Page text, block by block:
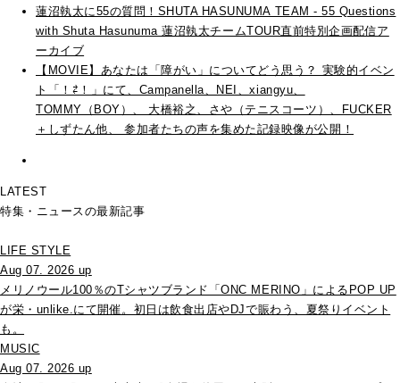
蓮沼執太に55の質問！SHUTA HASUNUMA TEAM - 55 Questions
with Shuta Hasunuma 蓮沼執太チームTOUR直前特別企画配信ア
ーカイブ
【MOVIE】あなたは「障がい」についてどう思う？ 実験的イベン
ト「！⇄！」にて、Campanella、NEI、xiangyu、
TOMMY（BOY）、 大橋裕之、さや（テニスコーツ）、FUCKER
＋しずたん他、 参加者たちの声を集めた記録映像が公開！
LATEST
特集・ニュースの最新記事
LIFE STYLE
Aug 07. 2026 up
メリノウール100％のTシャツブランド「ONC MERINO」によるPOP UP
が栄・unlike.にて開催。初日は飲食出店やDJで賑わう、夏祭りイベント
も。
MUSIC
Aug 07. 2026 up